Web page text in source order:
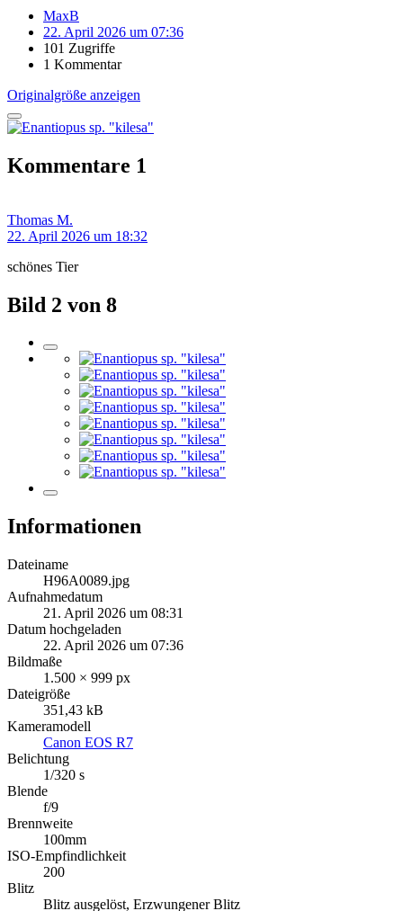
MaxB
22. April 2026 um 07:36
101 Zugriffe
1 Kommentar
Originalgröße anzeigen
Kommentare 1
Thomas M.
22. April 2026 um 18:32
schönes Tier
Bild 2 von 8
Informationen
Dateiname
H96A0089.jpg
Aufnahmedatum
21. April 2026 um 08:31
Datum hochgeladen
22. April 2026 um 07:36
Bildmaße
1.500 × 999 px
Dateigröße
351,43 kB
Kameramodell
Canon EOS R7
Belichtung
1/320 s
Blende
f/9
Brennweite
100mm
ISO-Empfindlichkeit
200
Blitz
Blitz ausgelöst, Erzwungener Blitz